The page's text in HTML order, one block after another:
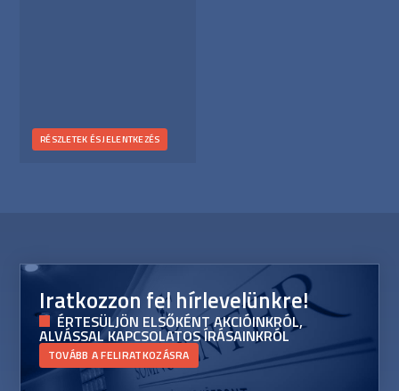
RÉSZLETEK ÉS JELENTKEZÉS
Iratkozzon fel hírlevelünkre!
ÉRTESÜLJÖN ELSŐKÉNT AKCIÓINKRÓL,
ALVÁSSAL KAPCSOLATOS ÍRÁSAINKRÓL
TOVÁBB A FELIRATKOZÁSRA